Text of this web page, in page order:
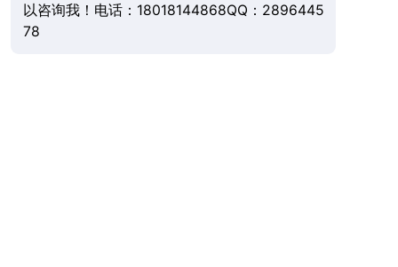
以咨询我！电话：18018144868QQ：2896445
78